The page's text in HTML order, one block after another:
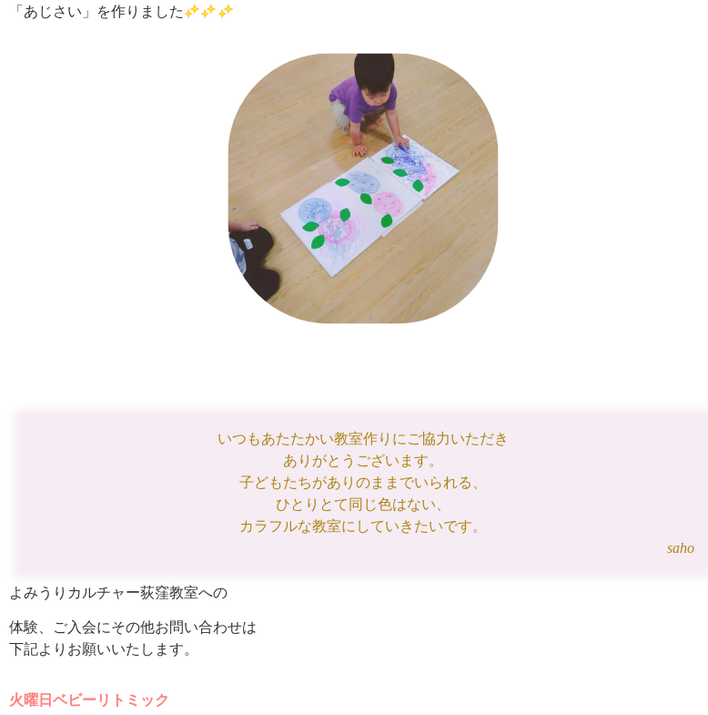
「あじさい」を作りました
いつもあたたかい教室作りにご協力いただき
ありがとうございます。
子どもたちがありのままでいられる、
ひとりとて同じ色はない、
カラフルな教室にしていきたいです。
saho
よみうりカルチャー荻窪教室への
体験、ご入会にその他お問い合わせは
下記よりお願いいたします。
火曜日ベビーリトミック